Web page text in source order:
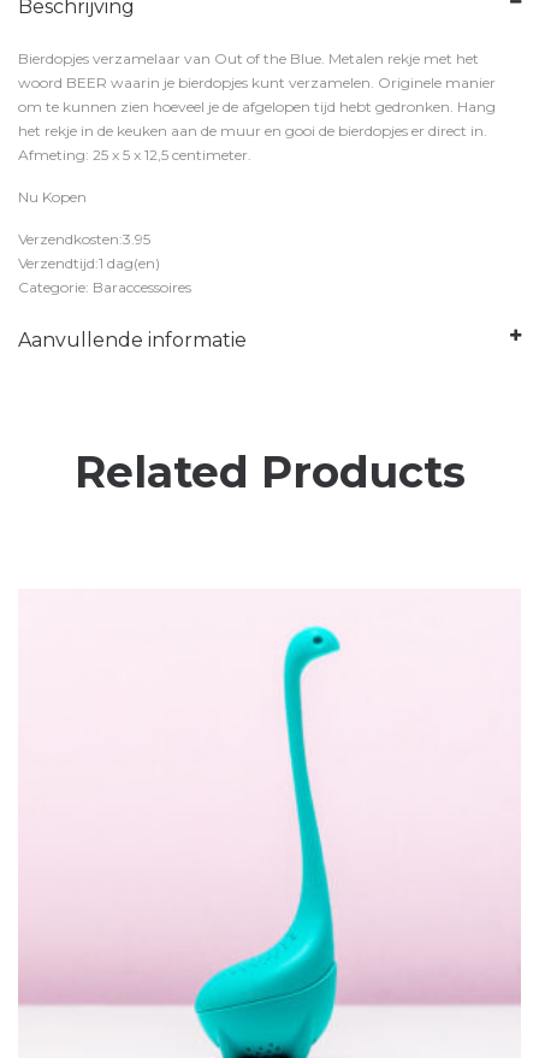
Beschrijving
Bierdopjes verzamelaar van Out of the Blue. Metalen rekje met het
woord BEER waarin je bierdopjes kunt verzamelen. Originele manier
om te kunnen zien hoeveel je de afgelopen tijd hebt gedronken. Hang
het rekje in de keuken aan de muur en gooi de bierdopjes er direct in.
Afmeting: 25 x 5 x 12,5 centimeter.
Nu Kopen
Verzendkosten:3.95
Verzendtijd:1 dag(en)
Categorie: Baraccessoires
Aanvullende informatie
Related Products